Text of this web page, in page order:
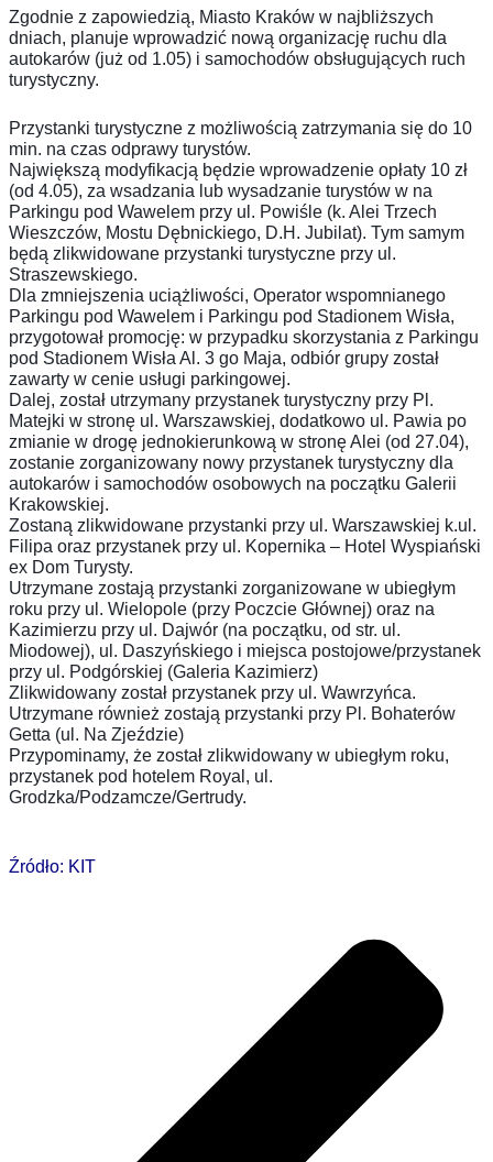
Zgodnie z zapowiedzią, Miasto Kraków w najbliższych
dniach, planuje wprowadzić nową organizację ruchu dla
autokarów (już od 1.05) i samochodów obsługujących ruch
turystyczny.
Przystanki turystyczne z możliwością zatrzymania się do 10
min. na czas odprawy turystów.
Największą modyfikacją będzie wprowadzenie opłaty 10 zł
(od 4.05), za wsadzania lub wysadzanie turystów w na
Parkingu pod Wawelem przy ul. Powiśle (k. Alei Trzech
Wieszczów, Mostu Dębnickiego, D.H. Jubilat). Tym samym
będą zlikwidowane przystanki turystyczne przy ul.
Straszewskiego.
Dla zmniejszenia uciążliwości, Operator wspomnianego
Parkingu pod Wawelem i Parkingu pod Stadionem Wisła,
przygotował promocję: w przypadku skorzystania z Parkingu
pod Stadionem Wisła Al. 3 go Maja, odbiór grupy został
zawarty w cenie usługi parkingowej.
Dalej, został utrzymany przystanek turystyczny przy Pl.
Matejki w stronę ul. Warszawskiej, dodatkowo ul. Pawia po
zmianie w drogę jednokierunkową w stronę Alei (od 27.04),
zostanie zorganizowany nowy przystanek turystyczny dla
autokarów i samochodów osobowych na początku Galerii
Krakowskiej.
Zostaną zlikwidowane przystanki przy ul. Warszawskiej k.ul.
Filipa oraz przystanek przy ul. Kopernika – Hotel Wyspiański
ex Dom Turysty.
Utrzymane zostają przystanki zorganizowane w ubiegłym
roku przy ul. Wielopole (przy Poczcie Głównej) oraz na
Kazimierzu przy ul. Dajwór (na początku, od str. ul.
Miodowej), ul. Daszyńskiego i miejsca postojowe/przystanek
przy ul. Podgórskiej (Galeria Kazimierz)
Zlikwidowany został przystanek przy ul. Wawrzyńca.
Utrzymane również zostają przystanki przy Pl. Bohaterów
Getta (ul. Na Zjeździe)
Przypominamy, że został zlikwidowany w ubiegłym roku,
przystanek pod hotelem Royal, ul.
Grodzka/Podzamcze/Gertrudy.
Źródło: KIT